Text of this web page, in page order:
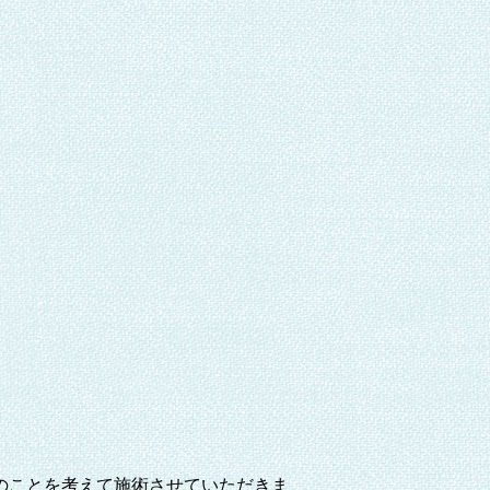
とを考えて施術させていただきま